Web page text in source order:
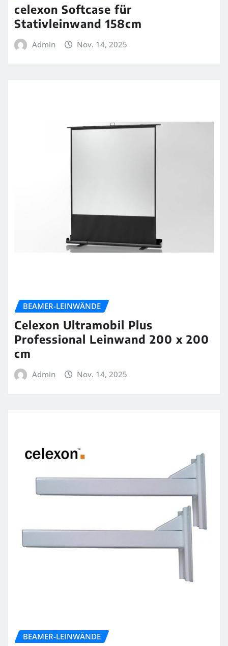
celexon Softcase für
Stativleinwand 158cm
Admin Nov. 14, 2025
BEAMER-LEINWÄNDE
Celexon Ultramobil Plus
Professional Leinwand 200 x 200
cm
Admin Nov. 14, 2025
BEAMER-LEINWÄNDE